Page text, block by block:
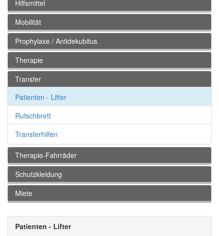
Hilfsmittel
Mobilität
Prophylaxe / Antidekubitus
Therapie
Transfer
Patienten - Lifter
Rutschbrett
Transferhilfen
Therapie-Fahrräder
Schutzkleidung
Miete
Patienten - Lifter